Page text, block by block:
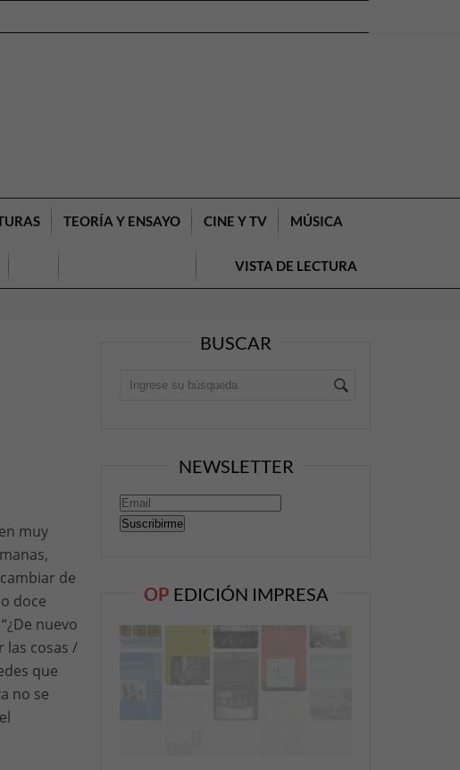
TEORÍA Y ENSAYO CINE Y TV MÚSICA
VISTA DE LECTURA
muy
de
doce
nuevo
las cosas /
que
no se
BUSCAR
NEWSLETTER
OP EDICIÓN IMPRESA